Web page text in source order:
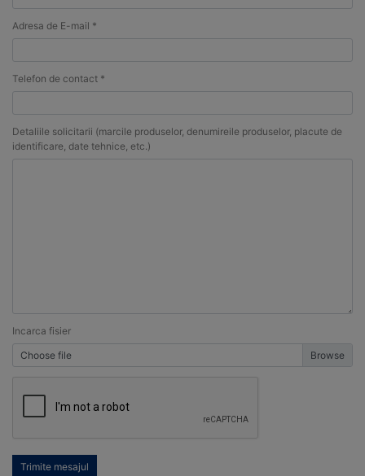
Adresa de E-mail *
Telefon de contact *
Detaliile solicitarii (marcile produselor, denumireile produselor, placute de
identificare, date tehnice, etc.)
Incarca fisier
Choose file
Trimite mesajul